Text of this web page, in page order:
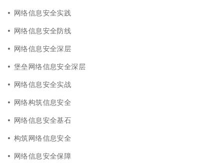
网络信息安全实践
网络信息安全防线
网络信息安全深层
堡垒网络信息安全深层
网络信息安全实战
网络构筑信息安全
网络信息安全基石
构筑网络信息安全
网络信息安全保障